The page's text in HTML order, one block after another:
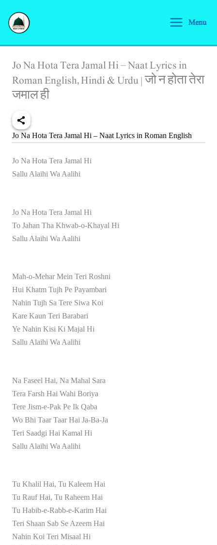
content
Menu
Jo Na Hota Tera Jamal Hi – Naat Lyrics in
Roman English, Hindi & Urdu | जो न होता तेरा
जमाल ही
Jo Na Hota Tera Jamal Hi – Naat Lyrics in Roman English
Jo Na Hota Tera Jamal Hi
Sallu Alaihi Wa Aalihi
Jo Na Hota Tera Jamal Hi
To Jahan Tha Khwab-o-Khayal Hi
Sallu Alaihi Wa Aalihi
Mah-o-Mehar Mein Teri Roshni
Hui Khatm Tujh Pe Payambari
Nahin Tujh Sa Tere Siwa Koi
Kare Kaun Teri Barabari
Ye Nahin Kisi Ki Majal Hi
Sallu Alaihi Wa Aalihi
Na Faseel Hai, Na Mahal Sara
Tera Farsh Hai Wahi Boriya
Tere Jism-e-Pak Pe Ik Qaba
Wo Bhi Taar Taar Hai Ja-Ba-Ja
Teri Saadgi Hai Kamal Hi
Sallu Alaihi Wa Aalihi
Tu Khalil Hai, Tu Kaleem Hai
Tu Rauf Hai, Tu Raheem Hai
Tu Habib-e-Rabb-e-Karim Hai
Teri Shaan Sab Se Azeem Hai
Nahin Koi Teri Misaal Hi
e
c
h